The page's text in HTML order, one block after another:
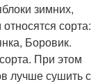
зимних,
сорта:
Боровик.
При этом
лучше сушить с